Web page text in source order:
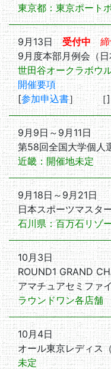
東京都：東京ポート
9月13日受付中締
9月度本部月例会（
世田谷オークラボウ
開催要項
[参加申込書］ ［]
9月9日～9月11日
第58回全国大学個人
近畿：開催地未定
9月18日～9月21日
日本スポーツマスタ
石川県：百万石リゾ
10月3日
ROUND1 GRAND
アマチュアセミファ
ラウンドワン各店舗
10月4日
オール東京レディス
未定